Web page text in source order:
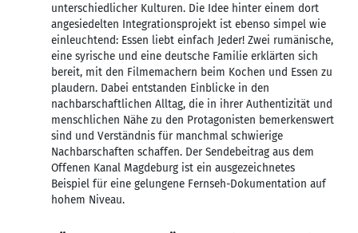
unterschiedlicher Kulturen. Die Idee hinter einem dort
angesiedelten Integrationsprojekt ist ebenso simpel wie
einleuchtend: Essen liebt einfach Jeder! Zwei rumänische,
eine syrische und eine deutsche Familie erklärten sich
bereit, mit den Filmemachern beim Kochen und Essen zu
plaudern. Dabei entstanden Einblicke in den
nachbarschaftlichen Alltag, die in ihrer Authentizität und
menschlichen Nähe zu den Protagonisten bemerkenswert
sind und Verständnis für manchmal schwierige
Nachbarschaften schaffen. Der Sendebeitrag aus dem
Offenen Kanal Magdeburg ist ein ausgezeichnetes
Beispiel für eine gelungene Fernseh-Dokumentation auf
hohem Niveau.